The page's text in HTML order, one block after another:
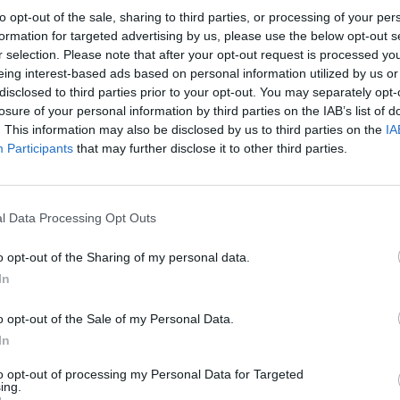
opt-out of the sale, sharing to third parties, or processing of your
for targeted advertising by us, please use the below opt-out
selection. Please note that after your opt-out request is processed
interest-based ads based on personal information utilized by us
to third parties prior to your opt-out. You may separately
of your personal information by third parties on the IAB’s list of
This information may also be disclosed by us to third parties on the
Participants that may further disclose it to other third parties.
Data Processing Opt Outs
opt-out of the Sharing of my personal data.
opt-out of the Sale of my Personal Data.
opt-out of processing my Personal Data for Targeted
Quantcast
Siga-nos nas redes:
YouTube
Facebook
Twitter